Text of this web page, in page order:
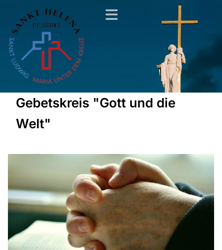
Gebetskreis "Gott und die
Welt"